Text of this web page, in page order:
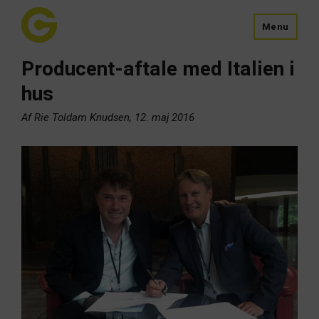
Menu
Producent-aftale med Italien i
hus
Af Rie Toldam Knudsen, 12. maj 2016